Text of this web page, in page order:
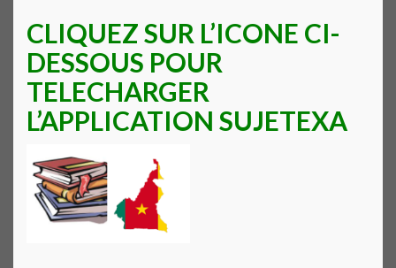
CLIQUEZ SUR L’ICONE CI-
DESSOUS POUR
TELECHARGER
L’APPLICATION SUJETEXA